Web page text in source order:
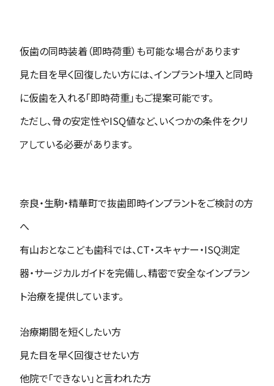
仮歯の同時装着（即時荷重）も可能な場合があります
見た目を早く回復したい方には、インプラント埋入と同時
に仮歯を入れる「即時荷重」もご提案可能です。
ただし、骨の安定性やISQ値など、いくつかの条件をクリ
アしている必要があります。
奈良・生駒・精華町で抜歯即時インプラントをご検討の方
へ
有山おとなこども歯科では、CT・スキャナー・ISQ測定
器・サージカルガイドを完備し、精密で安全なインプラン
ト治療を提供しています。
治療期間を短くしたい方
見た目を早く回復させたい方
他院で「できない」と言われた方